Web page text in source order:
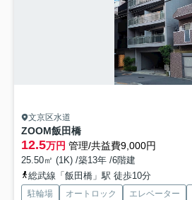
文京区水道
ZOOM飯田橋
12.5万円 管理/共益費9,000円
25.50㎡ (1K) /築13年 /6階建
総武線「飯田橋」駅 徒歩10分
駐輪場 オートロック エレベーター